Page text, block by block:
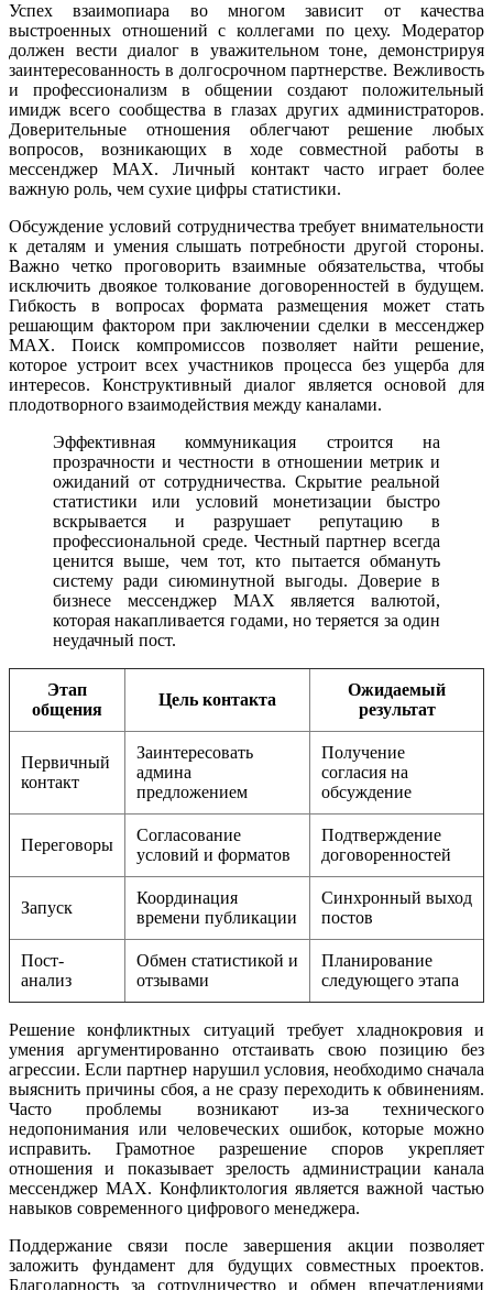
Успех взаимопиара во многом зависит от качества
выстроенных отношений с коллегами по цеху. Модератор
должен вести диалог в уважительном тоне, демонстрируя
заинтересованность в долгосрочном партнерстве. Вежливость
и профессионализм в общении создают положительный
имидж всего сообщества в глазах других администраторов.
Доверительные отношения облегчают решение любых
вопросов, возникающих в ходе совместной работы в
мессенджер MAX. Личный контакт часто играет более
важную роль, чем сухие цифры статистики.
Обсуждение условий сотрудничества требует внимательности
к деталям и умения слышать потребности другой стороны.
Важно четко проговорить взаимные обязательства, чтобы
исключить двоякое толкование договоренностей в будущем.
Гибкость в вопросах формата размещения может стать
решающим фактором при заключении сделки в мессенджер
MAX. Поиск компромиссов позволяет найти решение,
которое устроит всех участников процесса без ущерба для
интересов. Конструктивный диалог является основой для
плодотворного взаимодействия между каналами.
Эффективная коммуникация строится на
прозрачности и честности в отношении метрик и
ожиданий от сотрудничества. Скрытие реальной
статистики или условий монетизации быстро
вскрывается и разрушает репутацию в
профессиональной среде. Честный партнер всегда
ценится выше, чем тот, кто пытается обмануть
систему ради сиюминутной выгоды. Доверие в
бизнесе мессенджер MAX является валютой,
которая накапливается годами, но теряется за один
неудачный пост.
Этап
общения
Цель контакта
Ожидаемый
результат
Первичный
контакт
Заинтересовать
админа
предложением
Получение
согласия на
обсуждение
Переговоры
Согласование
условий и форматов
Подтверждение
договоренностей
Запуск
Координация
времени публикации
Синхронный выход
постов
Пост-
анализ
Обмен статистикой и
отзывами
Планирование
следующего этапа
Решение конфликтных ситуаций требует хладнокровия и
умения аргументированно отстаивать свою позицию без
агрессии. Если партнер нарушил условия, необходимо сначала
выяснить причины сбоя, а не сразу переходить к обвинениям.
Часто проблемы возникают из-за технического
недопонимания или человеческих ошибок, которые можно
исправить. Грамотное разрешение споров укрепляет
отношения и показывает зрелость администрации канала
мессенджер MAX. Конфликтология является важной частью
навыков современного цифрового менеджера.
Поддержание связи после завершения акции позволяет
заложить фундамент для будущих совместных проектов.
Благодарность за сотрудничество и обмен впечатлениями